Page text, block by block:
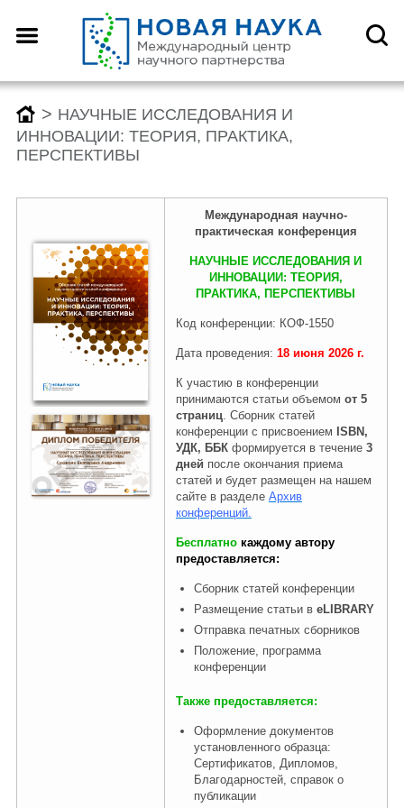
Назад
О центре
Как оформить научную
статью для публикации
Отзывы
Редколлегия
Правовая информация
Назад
Конференции
Заявка (регистрация) на
конференцию
Архив конференций 2026
2025-2019
Назад
Монографии
Заявка на публикацию
монографии
Архив монографий 2026
2025-2019
Назад
Конкурсы
Заявка (регистрация) на
конкурс
Архив конкурсов 2026
2025-2019
> НАУЧНЫЕ ИССЛЕДОВАНИЯ И
ИННОВАЦИИ: ТЕОРИЯ, ПРАКТИКА,
ПЕРСПЕКТИВЫ
Международная научно-
практическая конференция
НАУЧНЫЕ ИССЛЕДОВАНИЯ И
ИННОВАЦИИ: ТЕОРИЯ,
ПРАКТИКА, ПЕРСПЕКТИВЫ
Код конференции: КОФ-1550
Дата проведения: 18 июня 2026г.
К участию в конференции
принимаются статьи объемом от 5
страниц. Сборник статей
конференции с присвоением ISBN,
УДК, ББКформируется в течение3
дней после окончания приема
статей и будет размещен на нашем
сайте в разделе Архив
конференций.
Бесплатно каждому автору
предоставляется:
Сборник статей конференции
Размещение статьи в eLIBRARY
Отправка печатных сборников
Положение, программа
конференции
Также предоставляется:
Оформление документов
установленного образца:
Сертификатов, Дипломов,
Благодарностей, справок о
публикации